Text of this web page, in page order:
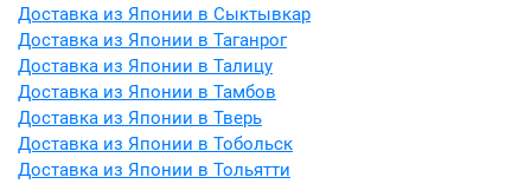
Доставка из Японии в Сыктывкар
Доставка из Японии в Таганрог
Доставка из Японии в Талицу
Доставка из Японии в Тамбов
Доставка из Японии в Тверь
Доставка из Японии в Тобольск
Доставка из Японии в Тольятти